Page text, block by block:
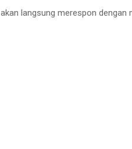
langsung merespon dengan